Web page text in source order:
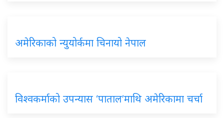
अमेरिकाको न्युयोर्कमा चिनायो नेपाल
विश्वकर्माको उपन्यास ‘पाताल’माथि अमेरिकामा चर्चा